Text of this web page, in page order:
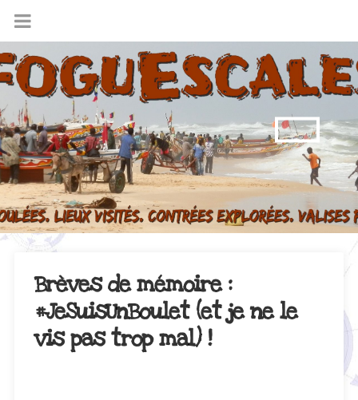
Brèves de mémoire :
#JeSuisUnBoulet (et je ne le
vis pas trop mal) !